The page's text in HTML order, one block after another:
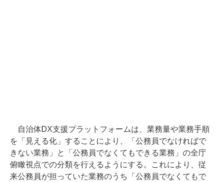
自治体DX支援プラットフォームは、業務量や業務手順
を「見える化」することにより、「公務員でなければで
きない業務」と「公務員でなくてもできる業務」の全庁
俯瞰視点での分類を行えるようにする。これにより、従
来公務員が担っていた業務のうち「公務員でなくてもで